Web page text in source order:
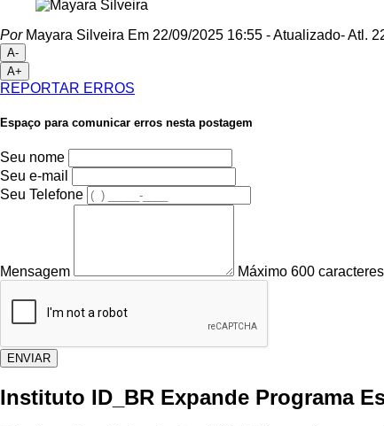
PorMayara Silveira Em 22/09/2025 16:55 - Atualizado- Atl.
A-
A+
REPORTAR ERROS
Espaço para comunicar erros nesta postagem
Seu nome
Seu e-mail
Seu Telefone
Mensagem Máximo 600
ENVIAR
Instituto ID_BR Expande Programa